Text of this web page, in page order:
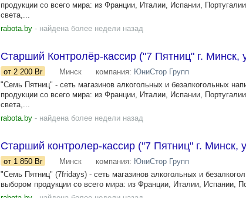
продукции со всего мира: из Франции, Италии, Испании,
света,...
rabota.by - найдена более недели назад
Старший Контролёр-кассир ("7 Пятниц" г. Минск,
от 2 200 Br Минск компания: ЮниСтор Групп
"Семь Пятниц" - сеть магазинов алкогольных и безалкогольных
продукции со всего мира: из Франции, Италии, Испании,
света,...
rabota.by - найдена более недели назад
Старший контролер-кассир ("7 Пятниц" г.
от 1 850 Br Минск компания: ЮниСтор Групп
"Семь Пятниц" (7fridays) - сеть магазинов алкогольных и
выбором продукции со всего мира: из Франции, Италии, Испании,